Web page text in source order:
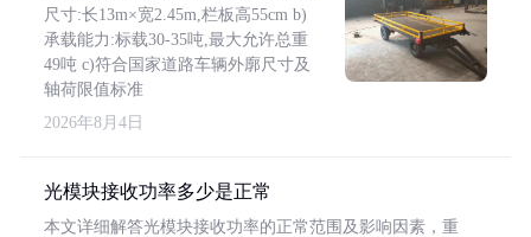
尺寸:长13m×宽2.45m,栏板高55cm b)
承载能力:标载30-35吨,最大允许总重
49吨 c)符合国家道路车辆外廓尺寸及
轴荷限值标准
2026年8月4日
光模块接收功率多少是正常
本文详细解答光模块接收功率的正常范围及影响因素，重